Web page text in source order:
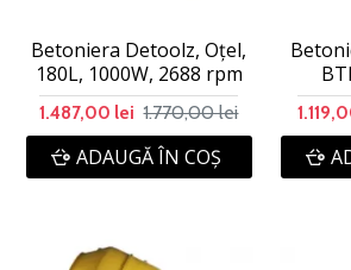
Betoniera Detoolz, Oțel,
180L, 1000W, 2688 rpm
1.487,00 lei 1.770,00 lei
ADAUGĂ ÎN COŞ